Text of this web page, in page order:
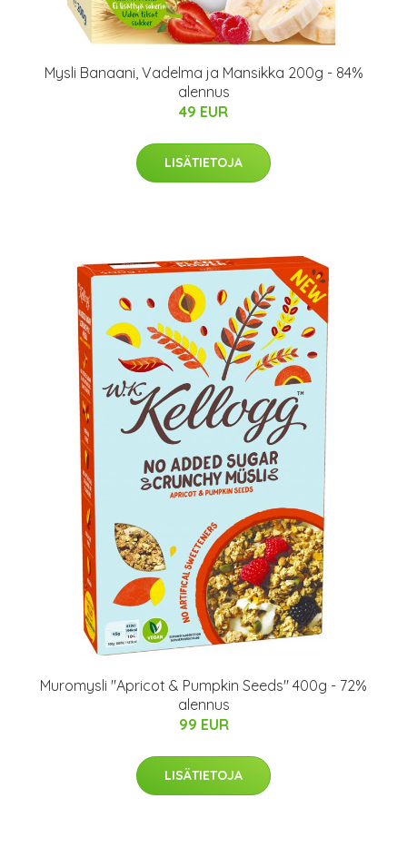
Mysli Banaani, Vadelma ja Mansikka 200g - 84%
alennus
49 EUR
LISÄTIETOJA
Muromysli "Apricot & Pumpkin Seeds" 400g - 72%
alennus
99 EUR
LISÄTIETOJA